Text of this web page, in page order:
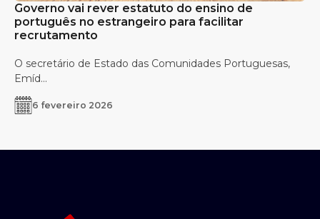
Governo vai rever estatuto do ensino de
português no estrangeiro para facilitar
recrutamento
O secretário de Estado das Comunidades Portuguesas,
Emíd...
6 fevereiro 2026